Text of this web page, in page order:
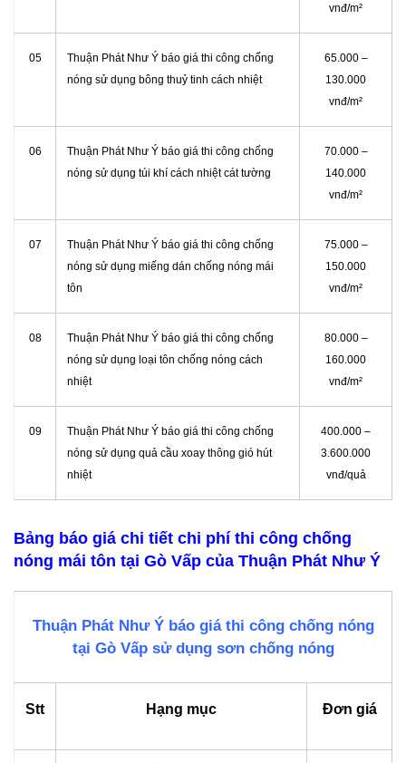
vnđ/m²
05
Thuận Phát Như Ý báo giá thi công chống
nóng sử dụng bông thuỷ tinh cách nhiệt
65.000 –
130.000
vnđ/m²
06
Thuận Phát Như Ý báo giá thi công chống
nóng sử dụng túi khí cách nhiệt cát tường
70.000 –
140.000
vnđ/m²
07
Thuận Phát Như Ý báo giá thi công chống
nóng sử dụng miếng dán chống nóng mái
tôn
75.000 –
150.000
vnđ/m²
08
Thuận Phát Như Ý báo giá thi công chống
nóng sử dụng loại tôn chống nóng cách
nhiệt
80.000 –
160.000
vnđ/m²
09
Thuận Phát Như Ý báo giá thi công chống
nóng sử dụng quả cầu xoay thông gió hút
nhiệt
400.000 –
3.600.000
vnđ/quả
Bảng báo giá chi tiết chi phí thi công chống
nóng mái tôn tại Gò Vấp của Thuận Phát Như Ý
Thuận Phát Như Ý báo giá thi công chống nóng
tại Gò Vấp sử dụng sơn chống nóng
Stt Hạng mục Đơn giá